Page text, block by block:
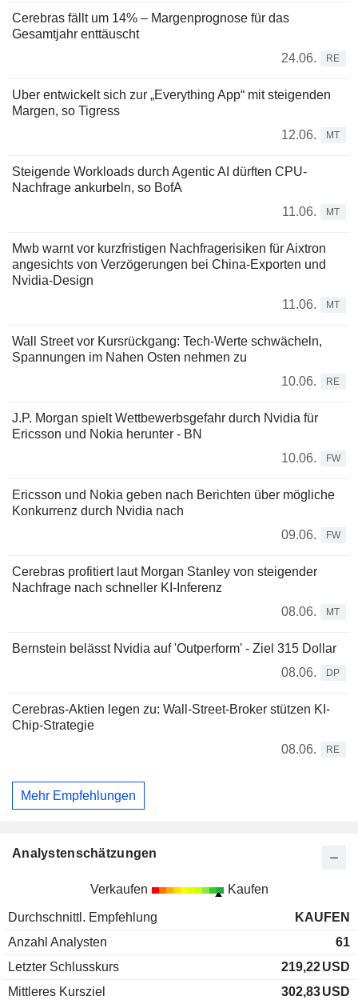
Cerebras fällt um 14% – Margenprognose für das
Gesamtjahr enttäuscht
24.06.
RE
Uber entwickelt sich zur „Everything App“ mit steigenden
Margen, so Tigress
12.06.
MT
Steigende Workloads durch Agentic AI dürften CPU-
Nachfrage ankurbeln, so BofA
11.06.
MT
Mwb warnt vor kurzfristigen Nachfragerisiken für Aixtron
angesichts von Verzögerungen bei China-Exporten und
Nvidia-Design
11.06.
MT
Wall Street vor Kursrückgang: Tech-Werte schwächeln,
Spannungen im Nahen Osten nehmen zu
10.06.
RE
J.P. Morgan spielt Wettbewerbsgefahr durch Nvidia für
Ericsson und Nokia herunter - BN
10.06.
FW
Ericsson und Nokia geben nach Berichten über mögliche
Konkurrenz durch Nvidia nach
09.06.
FW
Cerebras profitiert laut Morgan Stanley von steigender
Nachfrage nach schneller KI-Inferenz
08.06.
MT
Bernstein belässt Nvidia auf 'Outperform' - Ziel 315 Dollar
08.06.
DP
Cerebras-Aktien legen zu: Wall-Street-Broker stützen KI-
Chip-Strategie
08.06.
RE
Mehr Empfehlungen
Analystenschätzungen
Verkaufen Kaufen
Durchschnittl. Empfehlung
KAUFEN
Anzahl Analysten
61
Letzter Schlusskurs
219,22USD
Mittleres Kursziel
302,83USD